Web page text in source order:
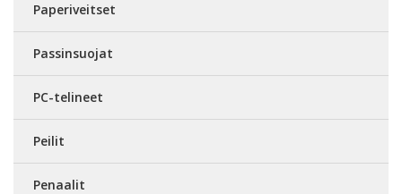
Paperiveitset
Passinsuojat
PC-telineet
Peilit
Penaalit